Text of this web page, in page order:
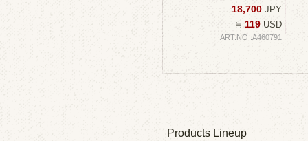
18,700 JPY
≒ 119 USD
ART.NO :A460791
Products Lineup